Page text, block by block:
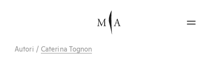
Autori / Caterina Tognon